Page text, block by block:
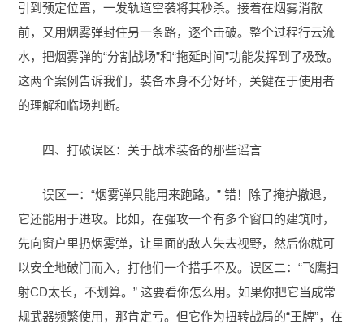
引到预定位置，一发轨道空袭将其秒杀。接着在烟雾消散
前，又用烟雾弹封住另一条路，逐个击破。整个过程行云流
水，把烟雾弹的“分割战场”和“拖延时间”功能发挥到了极致。
这两个案例告诉我们，装备本身不分好坏，关键在于使用者
的理解和临场判断。
四、打破误区：关于战术装备的那些谣言
误区一：“烟雾弹只能用来跑路。” 错！除了掩护撤退，
它还能用于进攻。比如，在强攻一个有多个窗口的建筑时，
先向窗户里扔烟雾弹，让里面的敌人失去视野，然后你就可
以安全地破门而入，打他们一个措手不及。误区二：“飞鹰扫
射CD太长，不划算。” 这要看你怎么用。如果你把它当成常
规武器频繁使用，那肯定亏。但它作为扭转战局的“王牌”，在